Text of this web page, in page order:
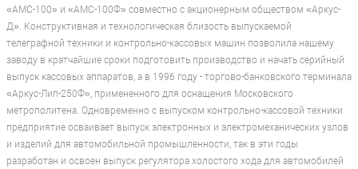
«АМС-100» и «АМС-100Ф» совместно с акционерным обществом «Аркус-
Д». Конструктивная и технологическая близость выпускаемой
телеграфной техники и контрольно-кассовых машин позволила нашему
заводу в кратчайшие сроки подготовить производство и начать серийный
выпуск кассовых аппаратов, а в 1996 году - торгово-банковского терминала
«Аркус-Лип-250Ф», примененного для оснащения Московского
метрополитена. Одновременно с выпуском контрольно-кассовой техники
предприятие осваивает выпуск электронных и электромеханических узлов
и изделий для автомобильной промышленности, так в эти годы
разработан и освоен выпуск регулятора холостого хода для автомобилей